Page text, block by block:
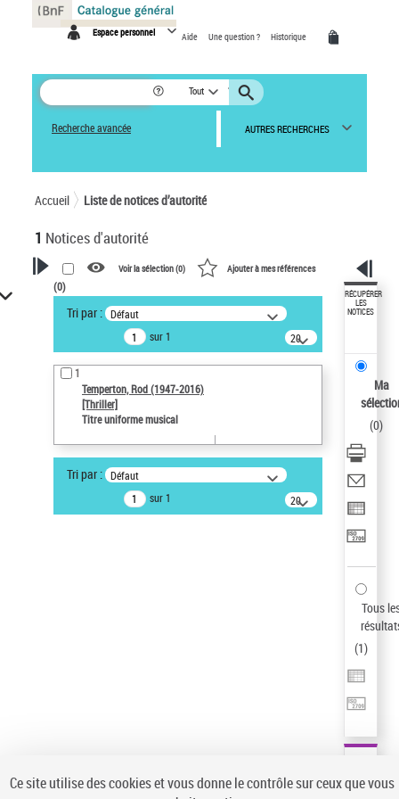
Espace personnel Aide Une question ? Historique
Tout
Recherche avancée AUTRES RECHERCHES
Accueil Liste de notices d’autorité
1 Notices d'autorité
VOTRE RECHERCHE
Recherche avancée dans les
notices d’autorité
Œuvres liées à l'auteur :
Temperton, Rod (1947-2016)
Type de notice d'autorité
Titre uniforme musical
Voir la sélection (0) Ajouter à mes références
(0)
Tri par : Défaut
sur 1
20
résultats/page
1
Temperton, Rod (1947-2016)
[Thriller]
Titre uniforme musical
Tri par : Défaut
sur 1
20
résultats/page
RÉCUPÉRER
LES
NOTICES
Ma
(0)
Tous
(1)
Panneau de gestion des cookies
Ce site utilise des cookies et vous donne le contrôle sur ceux que vous